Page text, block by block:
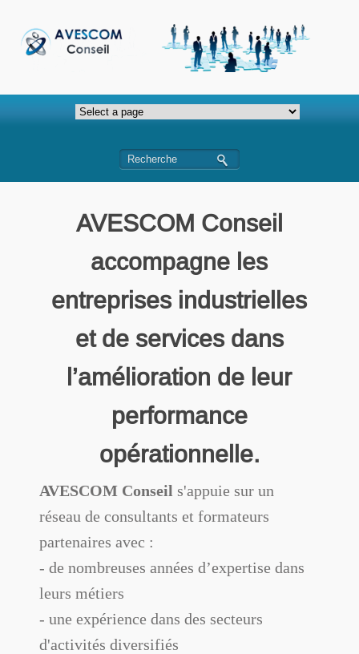
AVESCOM Conseil
accompagne les
entreprises industrielles
et de services dans
l’amélioration de leur
performance
opérationnelle.
AVESCOM Conseil s'appuie sur un
réseau de consultants et formateurs
partenaires avec :
- de nombreuses années d’expertise dans
leurs métiers
- une expérience dans des secteurs
d'activités diversifiés